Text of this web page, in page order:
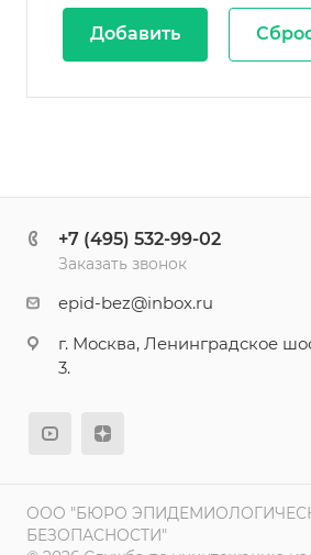
+7 (495) 532-99-02
Заказать звонок
epid-bez@inbox.ru
г. Москва, Ленинградское
3.
ООО "БЮРО
БЕЗОПАСНОСТИ"